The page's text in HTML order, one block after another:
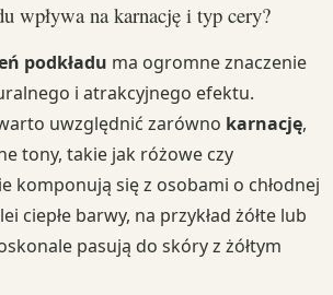
wpływa na karnację i typ cery?
podkładu ma ogromne znaczenie
i atrakcyjnego efektu.
uwzględnić zarówno karnację,
tony, takie jak różowe czy
komponują się z osobami o chłodnej
ciepłe barwy, na przykład żółte lub
pasują do skóry z żółtym